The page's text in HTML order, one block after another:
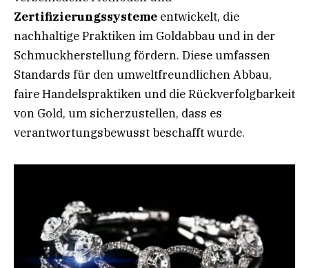
Zertifizierungssysteme entwickelt, die
nachhaltige Praktiken im Goldabbau und in der
Schmuckherstellung fördern. Diese umfassen
Standards für den umweltfreundlichen Abbau,
faire Handelspraktiken und die Rückverfolgbarkeit
von Gold, um sicherzustellen, dass es
verantwortungsbewusst beschafft wurde.